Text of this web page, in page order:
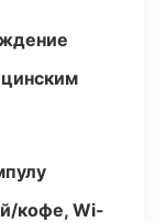
кофе, Wi-